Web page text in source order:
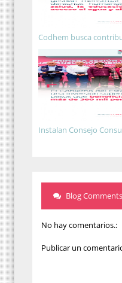
Codhem busca
Instalan Consejo
Blog Comments
No hay comentarios.:
Publicar un